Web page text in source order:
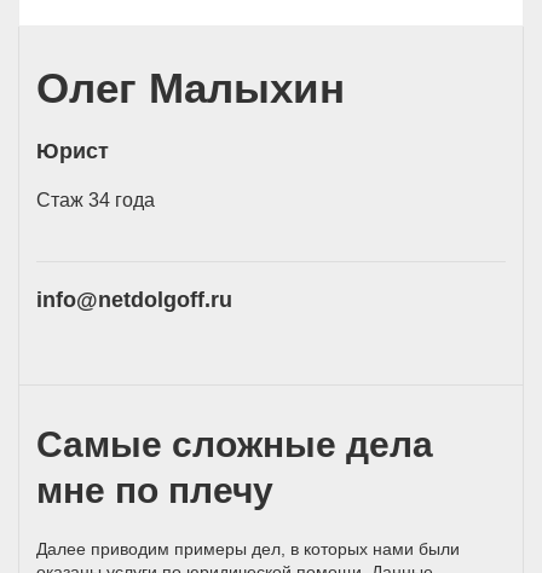
Олег Малыхин
Юрист
Стаж 34 года
info@netdolgoff.ru
Самые сложные дела
мне по плечу
Далее приводим примеры дел, в которых нами были